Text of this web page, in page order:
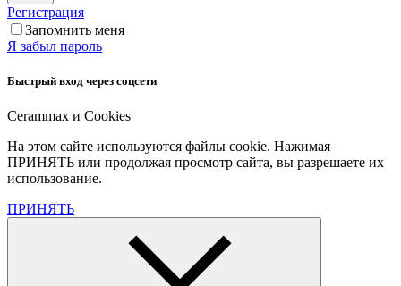
Регистрация
Запомнить меня
Я забыл пароль
Быстрый вход через соцсети
Cerammax и Cookies
На этом сайте используются файлы cookie. Нажимая
ПРИНЯТЬ или продолжая просмотр сайта, вы разрешаете их
использование.
ПРИНЯТЬ